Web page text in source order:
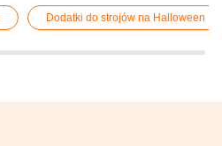
Dodatki do strojów na Halloween